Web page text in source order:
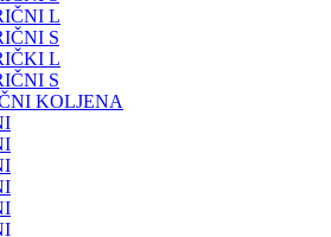
L
S
L
S
KOLJENA